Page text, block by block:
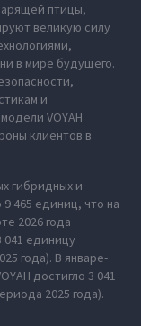
птицы,
великую силу
в мире будущего.
и
VOYAH
клиентов в
гибридных и
465 единиц, что на
2026 года
041 единицу
года). В январе-
достигло 3 041
2025 года).